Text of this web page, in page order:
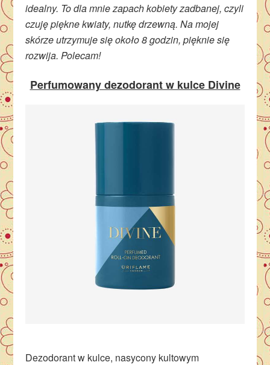
idealny. To dla mnie zapach kobiety zadbanej, czyli
czuję piękne kwiaty, nutkę drzewną. Na mojej
skórze utrzymuje się około 8 godzin, pięknie się
rozwija. Polecam!
Perfumowany dezodorant w kulce Divine
Dezodorant w kulce, nasycony kultowym